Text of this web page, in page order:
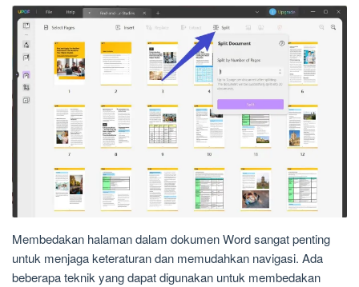
Membedakan halaman dalam dokumen Word sangat penting
untuk menjaga keteraturan dan memudahkan navigasi. Ada
beberapa teknik yang dapat digunakan untuk membedakan